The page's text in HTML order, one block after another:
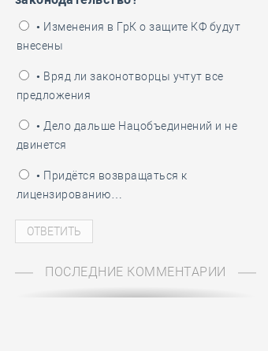
• Изменения в ГрК о защите КФ будут
внесены
• Вряд ли законотворцы учтут все
предложения
• Дело дальше Нацобъединений и не
двинется
• Придётся возвращаться к
лицензированию…
ПОСЛЕДНИЕ КОММЕНТАРИИ